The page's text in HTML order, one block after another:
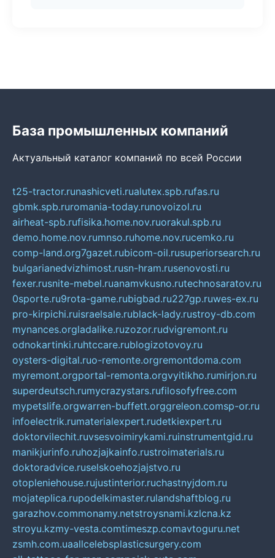
База промышленных компаний
Актуальный каталог компаний по всей России
t25-tractor.runashicveti.rualutex.spb.rufas.ru
gbmk.spb.ruromania-today.runovoizol.ru
airheat-spb.rufisika.home.nov.ruorakul.spb.ru
demo.home.nov.rumnso.ruhome.nov.rucemko.ru
comp-land.org7gazet.rubicom-oil.rusuperiorsearch.ru
bulgarianedvizhimost.rusn-hram.rusenovosti.ru
fexer.rusnite-mebel.ruanamvkusno.rutechnosaratov.ru
0sporte.ru9rota-game.rubigbad.ru227gp.ruwes-ex.ru
pro-kirpichi.ruisraelsale.rublack-lady.rustroy-db.com
mynances.orgladalike.ruzozor.rudvigremont.ru
odnokartinki.ruhtccare.rublogizotovoy.ru
oysters-digital.ruo-remonte.orgremontdoma.com
myremont.orgportal-remonta.orgvyitikho.rumirjon.ru
superdeutsch.rumycrazystars.rufilosofyfree.com
mypetslife.orgwarren-buffett.orggreleon.comsp-or.ru
infoelectrik.rumaterialexpert.rudetkiexpert.ru
doktorvilechit.ruvsesvoimirykami.ruinstrumentgid.ru
manikjurinfo.ruhozjajkainfo.rustroimaterials.ru
doktoradvice.ruselskoehozjajstvo.ru
otopleniehouse.rujustinterior.ruchastnyjdom.ru
mojateplica.rupodelkimaster.rulandshaftblog.ru
garazhov.commonamy.netstroysnami.kzlcna.kz
stroyu.kzmy-vesta.comtimeszp.comavtoguru.net
zsmh.com.uaallcelebsplasticsurgery.com